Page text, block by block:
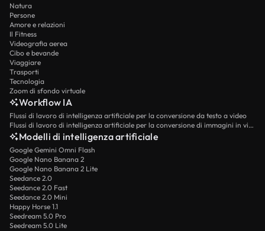
Natura
Persone
Amore e relazioni
Il Fitness
Videografia aerea
Cibo e bevande
Viaggiare
Trasporti
Tecnologia
Zoom di sfondo virtuale
Workflow IA
Flussi di lavoro di intelligenza artificiale per la conversione da testo a video
Flussi di lavoro di intelligenza artificiale per la conversione di immagini in video
Modelli di intelligenza artificiale
Google Gemini Omni Flash
Google Nano Banana 2
Google Nano Banana 2 Lite
Seedance 2.0
Seedance 2.0 Fast
Seedance 2.0 Mini
Happy Horse 1.1
Seedream 5.0 Pro
Seedream 5.0 Lite